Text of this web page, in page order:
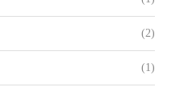
(2)
(1)